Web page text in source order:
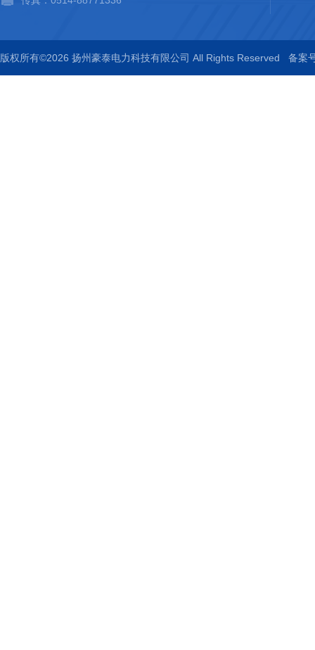
版权所有©2026 扬州豪泰电力科技有限公司 All Rights Reserved 备案